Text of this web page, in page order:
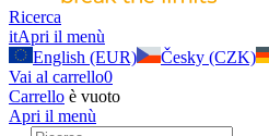
Ricerca
itApri il menù
English (EUR)
Česky (CZK)
Vai al carrello0
Carrello è vuoto
Apri il menù